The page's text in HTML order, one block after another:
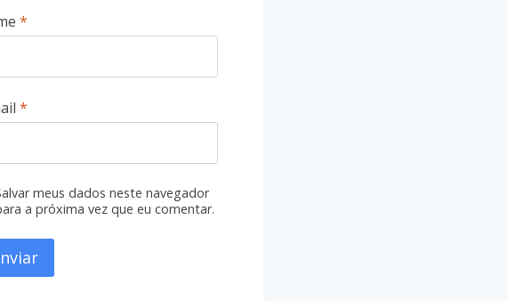
*
*
meus dados neste navegador
a próxima vez que eu comentar.